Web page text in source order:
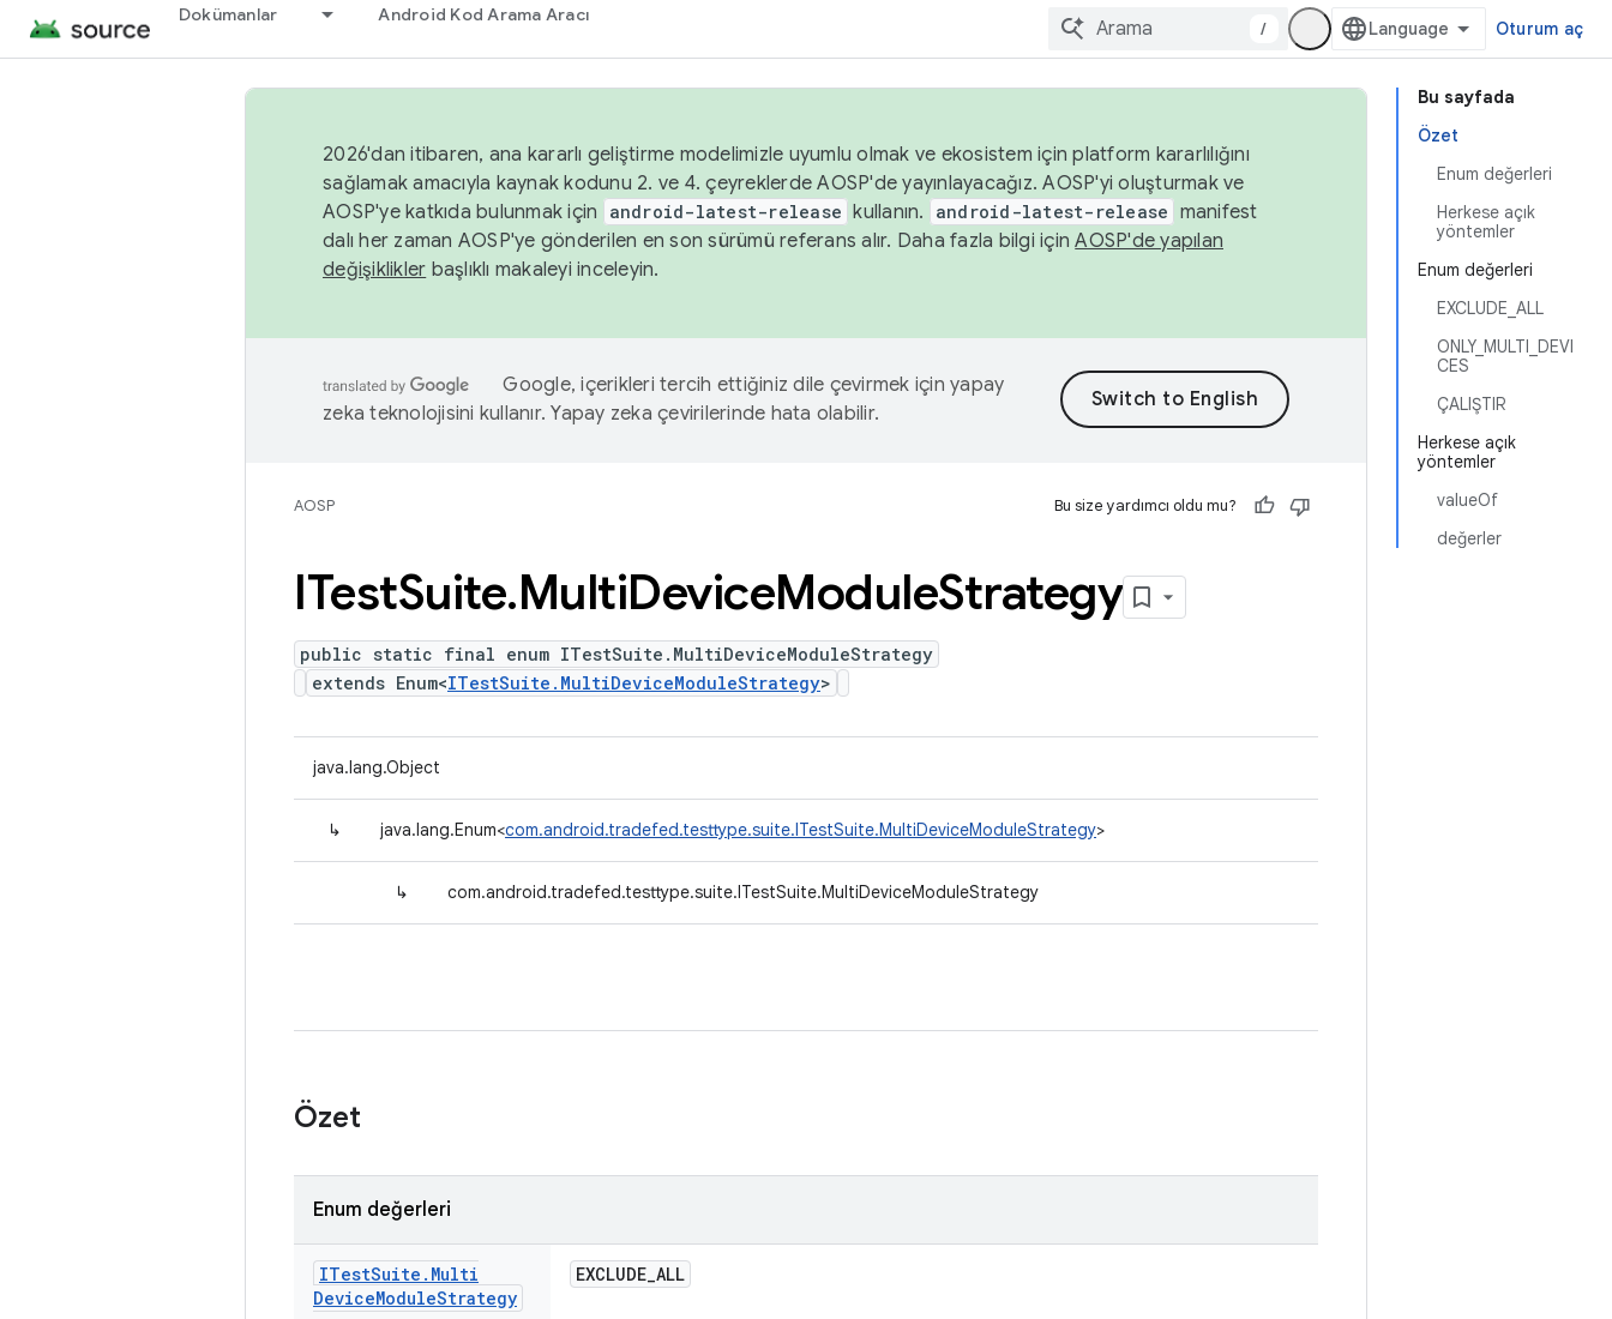
Dokümanlar Android Kod Arama Aracı
/ Oturum aç
Bu sayfada
Özet
Enum değerleri
Herkese açık
yöntemler
Enum değerleri
EXCLUDE_ALL
ONLY_MULTI_DEVI
CES
ÇALIŞTIR
Herkese açık
yöntemler
valueOf
değerler
2026'dan itibaren, ana kararlı geliştirme modelimizle uyumlu olmak ve ekosistem için platform kararlılığını
sağlamak amacıyla kaynak kodunu 2. ve 4. çeyreklerde AOSP'de yayınlayacağız. AOSP'yi oluşturmak ve
AOSP'ye katkıda bulunmak için
android-latest-release kullanın. android-latest-release manifest
dalı her zaman AOSP'ye gönderilen en son sürümü referans alır. Daha fazla bilgi içinAOSP'de yapılan
değişiklikler başlıklı makaleyi inceleyin.
Google, içerikleri tercih ettiğiniz dile çevirmek için yapay
zeka teknolojisini kullanır. Yapay zeka çevirilerinde hata olabilir.
AOSP Bu size yardımcı oldu mu?
ITestSuite.MultiDeviceModuleStrategy
public static final enum ITestSuite.MultiDeviceModuleStrategy
extends Enum<ITestSuite.MultiDeviceModuleStrategy>
java.lang.Object
↳ java.lang.Enum<com.android.tradefed.testtype.suite.ITestSuite.MultiDeviceModuleStrategy>
↳ com.android.tradefed.testtype.suite.ITestSuite.MultiDeviceModuleStrategy
Özet
Enum değerleri
ITestSuite . Multi
DeviceModuleStrategy
EXCLUDE_ALL